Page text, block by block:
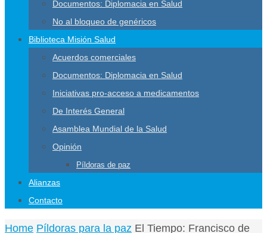
Documentos: Diplomacia en Salud
No al bloqueo de genéricos
Biblioteca Misión Salud
Acuerdos comerciales
Documentos: Diplomacia en Salud
Iniciativas pro-acceso a medicamentos
De Interés General
Asamblea Mundial de la Salud
Opinión
Píldoras de paz
Alianzas
Contacto
Home Píldoras para la paz El Tiempo: Francisco de